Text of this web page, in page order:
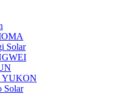
Solar
YUKON
Solar